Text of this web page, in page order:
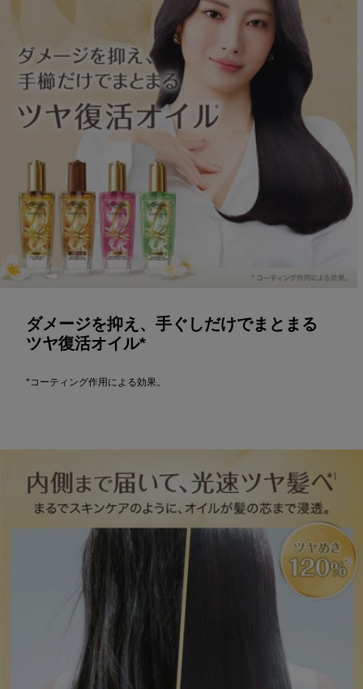
ダメージを抑え、手ぐしだけでまとまる
ツヤ復活オイル*
*コーティング作用による効果。